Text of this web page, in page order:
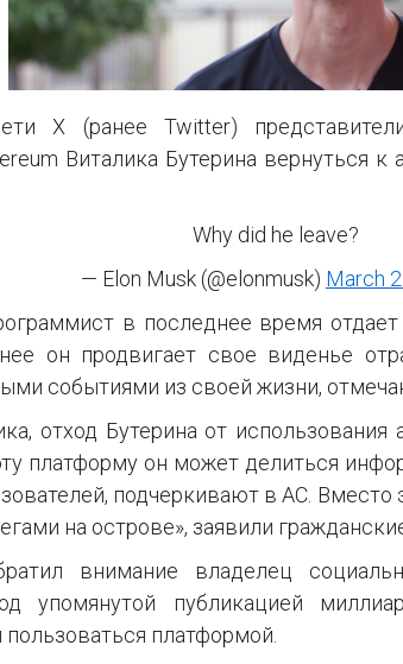
X (ранее Twitter)
Виталика Бутерина вернуться
Why did he leave?
— Elon Musk (@elonmusk) March
в последнее время отдает
он продвигает свое виденье
событиями из своей жизни,
отход Бутерина от использования
платформу он может делиться
подчеркивают в AC. Вместо
на острове», заявили
внимание владелец
упомянутой публикацией
пользоваться платформой.